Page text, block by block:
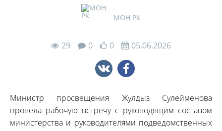
МОН РК
29 0 0 05.06.2026
Министр просвещения Жулдыз Сулейменова
провела рабочую встречу с руководящим составом
министерства и руководителями подведомственных